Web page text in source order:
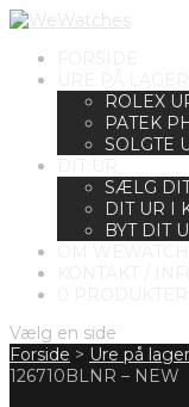
ROLEX
PATEK
SOLGTE
SÆLG
DIT UR I
BYT DIT
Vælg en side
Forside > Ure på lager
126710BLNR – NEW